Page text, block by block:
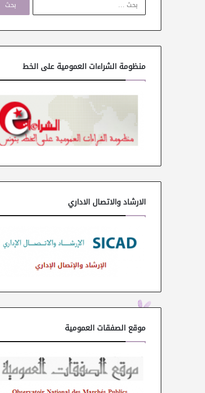
ح
ن
منظومة الشراءات العمومية على الخط
الارشاد والاتصال الاداري
موقع الصفقات العمومية